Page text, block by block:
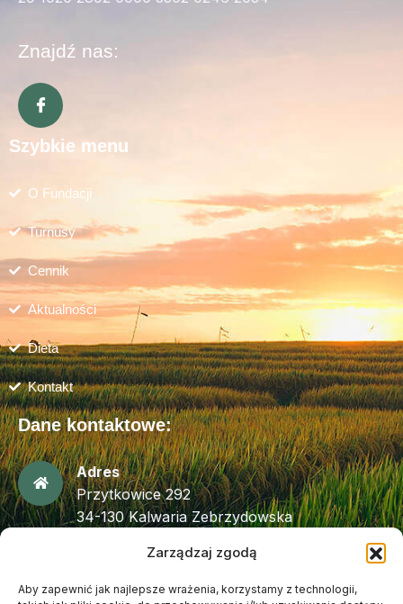
Zarządzaj zgodą
Aby zapewnić jak najlepsze wrażenia, korzystamy z technologii,
Znajdź nas:
Szybkie menu
O Fundacji
Turnusy
Cennik
Aktualności
Dieta
Kontakt
Dane kontaktowe:
Adres
Przytkowice 292
34-130 Kalwaria Zebrzydowska
(+48) 33 876 85 18